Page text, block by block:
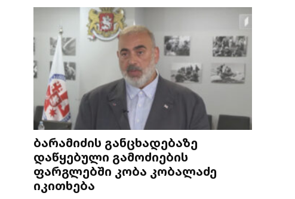
ბარამიძის განცხადებაზე
დაწყებული გამოძიების
ფარგლებში კობა კობალაძე
იკითხება